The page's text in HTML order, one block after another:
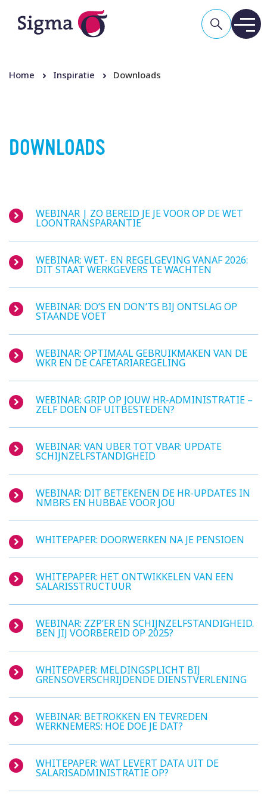
Home Inspiratie Downloads
DOWNLOADS
WEBINAR | ZO BEREID JE JE VOOR OP DE WET
LOONTRANSPARANTIE
WEBINAR: WET- EN REGELGEVING VANAF 2026:
DIT STAAT WERKGEVERS TE WACHTEN
WEBINAR: DO’S EN DON’TS BIJ ONTSLAG OP
STAANDE VOET
WEBINAR: OPTIMAAL GEBRUIKMAKEN VAN DE
WKR EN DE CAFETARIAREGELING
WEBINAR: GRIP OP JOUW HR-ADMINISTRATIE –
ZELF DOEN OF UITBESTEDEN?
WEBINAR: VAN UBER TOT VBAR: UPDATE
SCHIJNZELFSTANDIGHEID
WEBINAR: DIT BETEKENEN DE HR-UPDATES IN
NMBRS EN HUBBAE VOOR JOU
WHITEPAPER: DOORWERKEN NA JE PENSIOEN
WHITEPAPER: HET ONTWIKKELEN VAN EEN
SALARISSTRUCTUUR
WEBINAR: ZZP’ER EN SCHIJN­ZELFSTANDIG­HEID.
BEN JIJ VOOR­BEREID OP 2025?
WHITEPAPER: MELDINGSPLICHT BIJ
GRENSOVERSCHRIJDENDE DIENSTVERLENING
WEBINAR: BETROKKEN EN TEVREDEN
WERKNEMERS: HOE DOE JE DAT?
WHITEPAPER: WAT LEVERT DATA UIT DE
SALARISADMINISTRATIE OP?